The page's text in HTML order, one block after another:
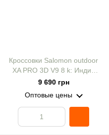
Кроссовки Salomon outdoor
XA PRO 3D V9 8 k: Индия
Ink/Olive Night/Aloe Wash
9 690 грн
Оптовые цены